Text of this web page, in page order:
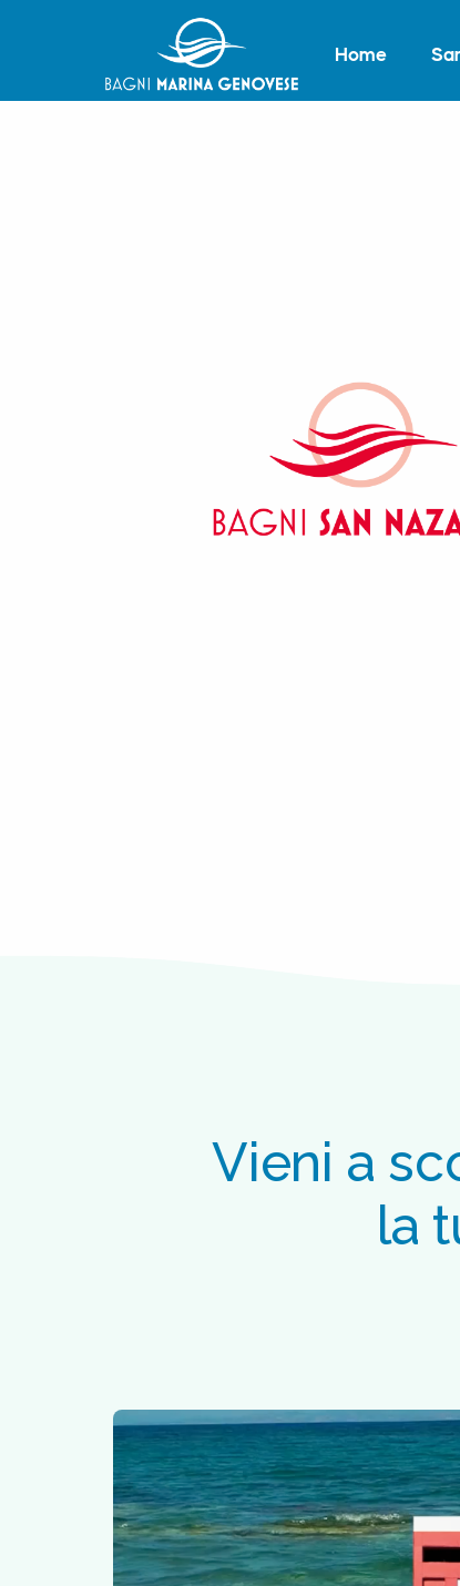
Salta al contenuto principale
Home
Vieni a
la